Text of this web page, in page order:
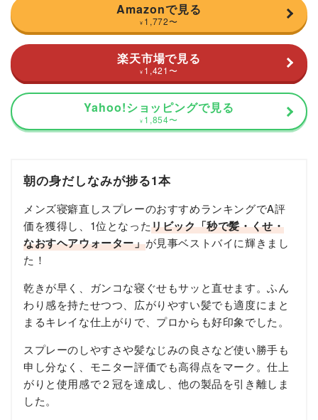
Amazonで見る
¥ 1,772〜
楽天市場で見る
¥ 1,421〜
Yahoo!ショッピングで見る
¥ 1,854〜
朝の身だしなみが捗る1本
メンズ寝癖直しスプレーのおすすめランキングでA評
価を獲得し、1位となったリビック「秒で髪・くせ・
なおすヘアウォーター」が見事ベストバイに輝きまし
た！
乾きが早く、ガンコな寝ぐせもサッと直せます。ふん
わり感を持たせつつ、広がりやすい髪でも適度にまと
まるキレイな仕上がりで、プロからも好印象でした。
スプレーのしやすさや髪なじみの良さなど使い勝手も
申し分なく、モニター評価でも高得点をマーク。仕上
がりと使用感で２冠を達成し、他の製品を引き離しま
した。